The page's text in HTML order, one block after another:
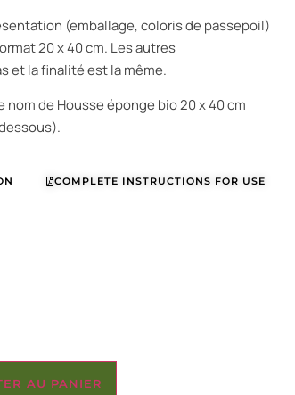
(emballage, coloris de passepoil)
20 x 40 cm. Les autres
et la finalité est la même.
de Housse éponge bio 20 x 40 cm
COMPLETE INSTRUCTIONS FOR USE
AU PANIER